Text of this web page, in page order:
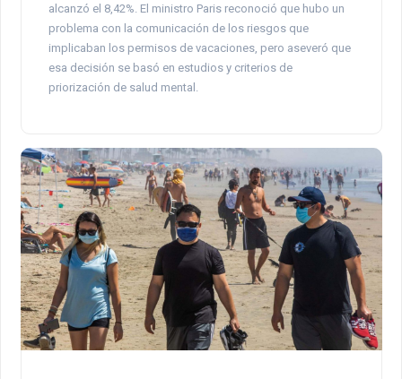
alcanzó el 8,42%. El ministro Paris reconoció que hubo un
problema con la comunicación de los riesgos que
implicaban los permisos de vacaciones, pero aseveró que
esa decisión se basó en estudios y criterios de
priorización de salud mental.